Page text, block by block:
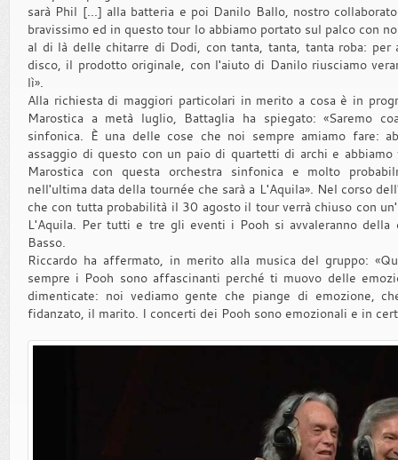
sarà Phil [...] alla batteria e poi Danilo Ballo, nostro
bravissimo ed in questo tour lo abbiamo portato sul palco con
al di là delle chitarre di Dodi, con tanta, tanta, tanta roba:
disco, il prodotto originale, con l'aiuto di Danilo riusciamo
lì».
Alla richiesta di maggiori particolari in merito a cosa è in
Marostica a metà luglio, Battaglia ha spiegato: «Saremo
sinfonica. È una delle cose che noi sempre amiamo fare:
assaggio di questo con un paio di quartetti di archi e
Marostica con questa orchestra sinfonica e molto
nell'ultima data della tournée che sarà a L'Aquila». Nel corso
che con tutta probabilità il 30 agosto il tour verrà chiuso con
L'Aquila. Per tutti e tre gli eventi i Pooh si avvaleranno della
Basso.
Riccardo ha affermato, in merito alla musica del gruppo:
sempre i Pooh sono affascinanti perché ti muovo delle
dimenticate: noi vediamo gente che piange di emozione,
fidanzato, il marito. I concerti dei Pooh sono emozionali e in